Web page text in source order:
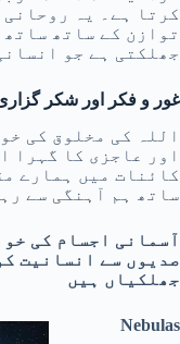
کرتا ہے۔ یہ
توازن کے ساتھ ساتھ
جھلکتی ہے جو
غور و فکر اور شکر
اللہ کی مخلوق کی
اور عاجزی کا گہرا
کائنات میں ہمارے
ساتھ ہم آہنگی سے
آسمانی اجسام کی
صدیوں سے انسانیت
جھلکیاں ہیں
Nebulas